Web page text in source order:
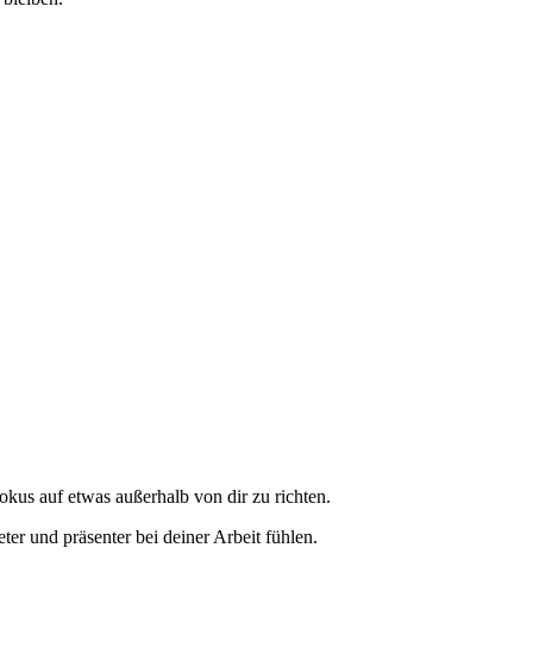
auf etwas außerhalb von dir zu richten.
und präsenter bei deiner Arbeit fühlen.